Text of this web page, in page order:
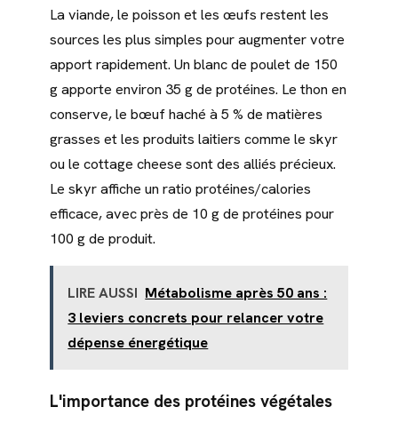
La viande, le poisson et les œufs restent les
sources les plus simples pour augmenter votre
apport rapidement. Un blanc de poulet de 150
g apporte environ 35 g de protéines. Le thon en
conserve, le bœuf haché à 5 % de matières
grasses et les produits laitiers comme le skyr
ou le cottage cheese sont des alliés précieux.
Le skyr affiche un ratio protéines/calories
efficace, avec près de 10 g de protéines pour
100 g de produit.
LIRE AUSSI Métabolisme après 50 ans :
3 leviers concrets pour relancer votre
dépense énergétique
L'importance des protéines végétales